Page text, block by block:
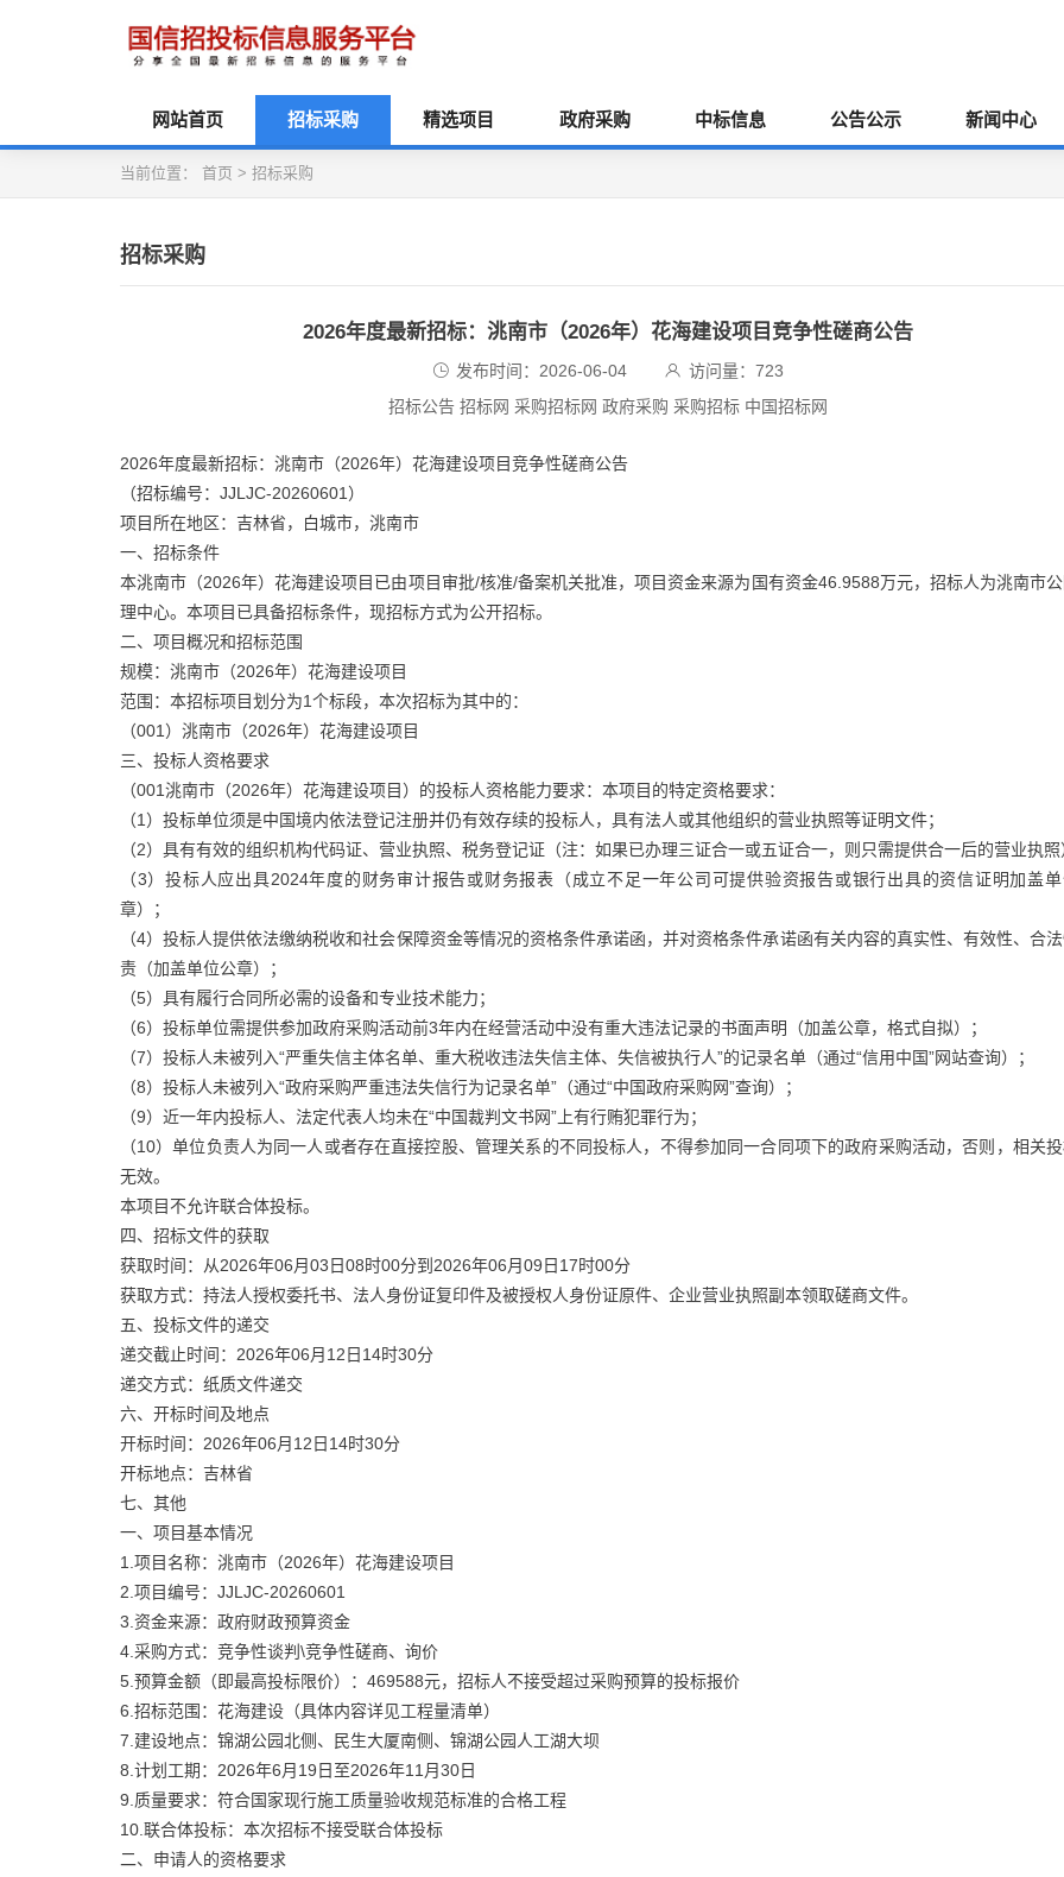
网站首页 招标采购 精选项目 政府采购 中标信息 公告公示 新闻中心
当前位置： 首页 > 招标采购
招标采购
2026年度最新招标：洮南市（2026年）花海建设项目竞争性磋商公告
发布时间：2026-06-04 访问量：723
招标公告 招标网 采购招标网 政府采购 采购招标 中国招标网
2026年度最新招标：洮南市（2026年）花海建设项目竞争性磋商公告
（招标编号：JJLJC-20260601）
项目所在地区：吉林省，白城市，洮南市
一、招标条件
本洮南市（2026年）花海建设项目已由项目审批/核准/备案机关批准，项目资金来源为国有资金46.9588万元，招标人为洮南市
理中心。本项目已具备招标条件，现招标方式为公开招标。
二、项目概况和招标范围
规模：洮南市（2026年）花海建设项目
范围：本招标项目划分为1个标段，本次招标为其中的：
（001）洮南市（2026年）花海建设项目
三、投标人资格要求
（001洮南市（2026年）花海建设项目）的投标人资格能力要求：本项目的特定资格要求：
（1）投标单位须是中国境内依法登记注册并仍有效存续的投标人，具有法人或其他组织的营业执照等证明文件；
（2）具有有效的组织机构代码证、营业执照、税务登记证（注：如果已办理三证合一或五证合一，则只需提供合一后的营业执照
（3）投标人应出具2024年度的财务审计报告或财务报表（成立不足一年公司可提供验资报告或银行出具的资信证明加盖
章）；
（4）投标人提供依法缴纳税收和社会保障资金等情况的资格条件承诺函，并对资格条件承诺函有关内容的真实性、有效性、合
责（加盖单位公章）；
（5）具有履行合同所必需的设备和专业技术能力；
（6）投标单位需提供参加政府采购活动前3年内在经营活动中没有重大违法记录的书面声明（加盖公章，格式自拟）；
（7）投标人未被列入“严重失信主体名单、重大税收违法失信主体、失信被执行人”的记录名单（通过“信用中国”网站查询）；
（8）投标人未被列入“政府采购严重违法失信行为记录名单”（通过“中国政府采购网”查询）；
（9）近一年内投标人、法定代表人均未在“中国裁判文书网”上有行贿犯罪行为；
（10）单位负责人为同一人或者存在直接控股、管理关系的不同投标人，不得参加同一合同项下的政府采购活动，否则，相关
无效。
本项目不允许联合体投标。
四、招标文件的获取
获取时间：从2026年06月03日08时00分到2026年06月09日17时00分
获取方式：持法人授权委托书、法人身份证复印件及被授权人身份证原件、企业营业执照副本领取磋商文件。
五、投标文件的递交
递交截止时间：2026年06月12日14时30分
递交方式：纸质文件递交
六、开标时间及地点
开标时间：2026年06月12日14时30分
开标地点：吉林省
七、其他
一、项目基本情况
1.项目名称：洮南市（2026年）花海建设项目
2.项目编号：JJLJC-20260601
3.资金来源：政府财政预算资金
4.采购方式：竞争性谈判\竞争性磋商、询价
5.预算金额（即最高投标限价）：469588元，招标人不接受超过采购预算的投标报价
6.招标范围：花海建设（具体内容详见工程量清单）
7.建设地点：锦湖公园北侧、民生大厦南侧、锦湖公园人工湖大坝
8.计划工期：2026年6月19日至2026年11月30日
9.质量要求：符合国家现行施工质量验收规范标准的合格工程
10.联合体投标：本次招标不接受联合体投标
二、申请人的资格要求